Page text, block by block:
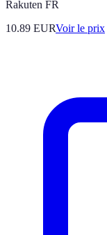
Rakuten FR
10.89 EURVoir le prix